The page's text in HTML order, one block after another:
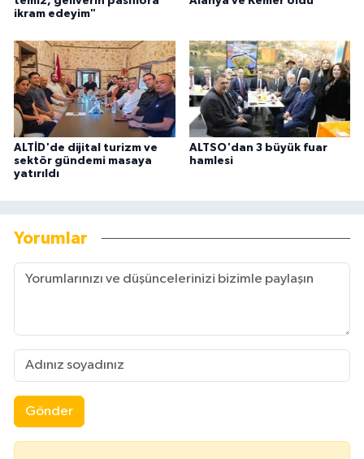
ikram edeyim"
ALTİD'de dijital turizm ve
sektör gündemi masaya
yatırıldı
ALTSO'dan 3 büyük fuar
hamlesi
Yorumlar
Gönder